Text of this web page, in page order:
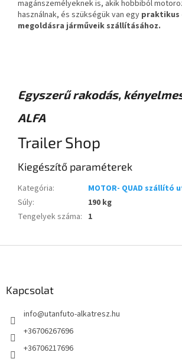
magánszemélyeknek is, akik hobbiból
használnak, és szükségük van egy praktikus
megoldásra járműveik szállításához.
Egyszerű rakodás,
ALFA
Trailer Shop
Kiegészítő paraméterek
Kategória:
MOTOR- QUAD szállító
Súly:
190 kg
Tengelyek száma: 1
Kapcsolat
info@utanfuto-alkatresz.hu
+36706267696
+36706217696